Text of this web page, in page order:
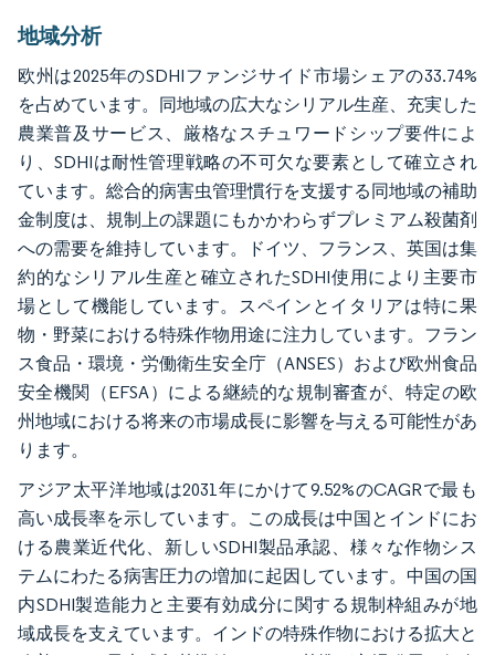
地域分析
欧州は2025年のSDHIファンジサイド市場シェアの33.74%
を占めています。同地域の広大なシリアル生産、充実した
農業普及サービス、厳格なスチュワードシップ要件によ
り、SDHIは耐性管理戦略の不可欠な要素として確立され
ています。総合的病害虫管理慣行を支援する同地域の補助
金制度は、規制上の課題にもかかわらずプレミアム殺菌剤
への需要を維持しています。ドイツ、フランス、英国は集
約的なシリアル生産と確立されたSDHI使用により主要市
場として機能しています。スペインとイタリアは特に果
物・野菜における特殊作物用途に注力しています。フラン
ス食品・環境・労働衛生安全庁（ANSES）および欧州食品
安全機関（EFSA）による継続的な規制審査が、特定の欧
州地域における将来の市場成長に影響を与える可能性があ
ります。
アジア太平洋地域は2031年にかけて9.52%のCAGRで最も
高い成長率を示しています。この成長は中国とインドにお
ける農業近代化、新しいSDHI製品承認、様々な作物シス
テムにわたる病害圧力の増加に起因しています。中国の国
内SDHI製造能力と主要有効成分に関する規制枠組みが地
域成長を支えています。インドの特殊作物における拡大と